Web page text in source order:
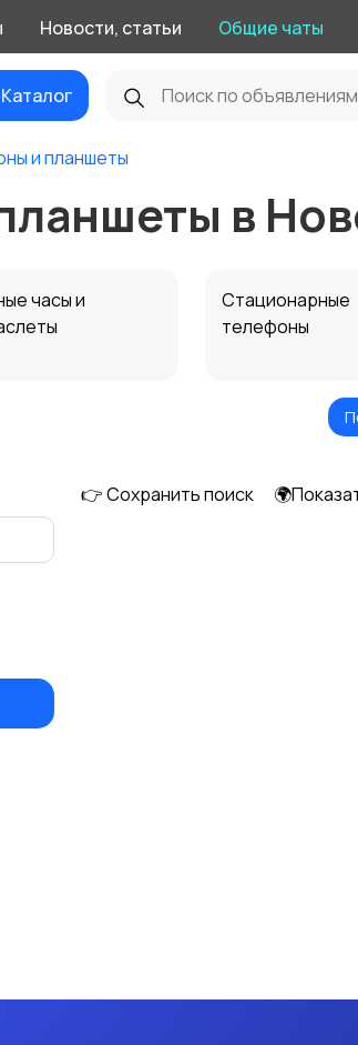
Новости, статьи Общие чаты
Каталог
и планшеты
в
часы и
Стационарные
телефоны
👉 Сохранить поиск